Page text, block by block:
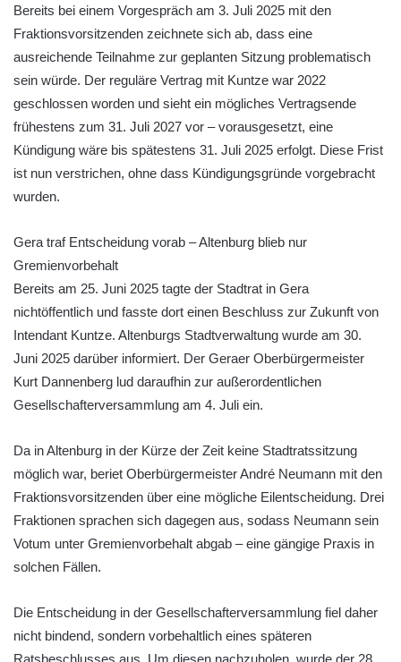
Bereits bei einem Vorgespräch am 3. Juli 2025 mit den
Fraktionsvorsitzenden zeichnete sich ab, dass eine
ausreichende Teilnahme zur geplanten Sitzung problematisch
sein würde. Der reguläre Vertrag mit Kuntze war 2022
geschlossen worden und sieht ein mögliches Vertragsende
frühestens zum 31. Juli 2027 vor – vorausgesetzt, eine
Kündigung wäre bis spätestens 31. Juli 2025 erfolgt. Diese Frist
ist nun verstrichen, ohne dass Kündigungsgründe vorgebracht
wurden.
Gera traf Entscheidung vorab – Altenburg blieb nur
Gremienvorbehalt
Bereits am 25. Juni 2025 tagte der Stadtrat in Gera
nichtöffentlich und fasste dort einen Beschluss zur Zukunft von
Intendant Kuntze. Altenburgs Stadtverwaltung wurde am 30.
Juni 2025 darüber informiert. Der Geraer Oberbürgermeister
Kurt Dannenberg lud daraufhin zur außerordentlichen
Gesellschafterversammlung am 4. Juli ein.
Da in Altenburg in der Kürze der Zeit keine Stadtratssitzung
möglich war, beriet Oberbürgermeister André Neumann mit den
Fraktionsvorsitzenden über eine mögliche Eilentscheidung. Drei
Fraktionen sprachen sich dagegen aus, sodass Neumann sein
Votum unter Gremienvorbehalt abgab – eine gängige Praxis in
solchen Fällen.
Die Entscheidung in der Gesellschafterversammlung fiel daher
nicht bindend, sondern vorbehaltlich eines späteren